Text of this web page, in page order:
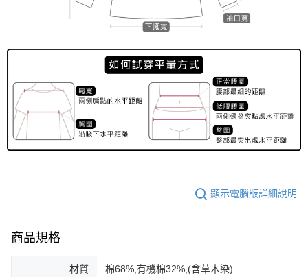
顯示電腦版詳細說明
商品規格
材質 棉68%,有機棉32%,(含草木染)